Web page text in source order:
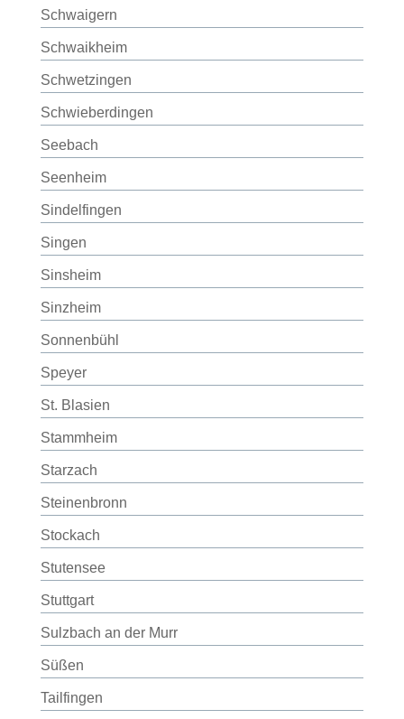
Schwaigern
Schwaikheim
Schwetzingen
Schwieberdingen
Seebach
Seenheim
Sindelfingen
Singen
Sinsheim
Sinzheim
Sonnenbühl
Speyer
St. Blasien
Stammheim
Starzach
Steinenbronn
Stockach
Stutensee
Stuttgart
Sulzbach an der Murr
Süßen
Tailfingen